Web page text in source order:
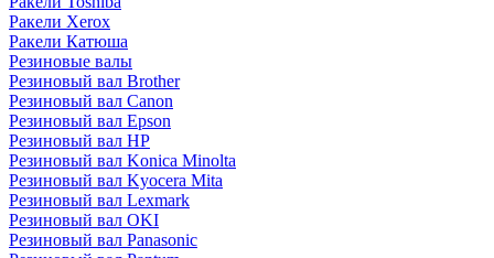
Ракели Xerox
Ракели Катюша
Резиновые валы
Резиновый вал Brother
Резиновый вал Canon
Резиновый вал Epson
Резиновый вал HP
Резиновый вал Konica Minolta
Резиновый вал Kyocera Mita
Резиновый вал Lexmark
Резиновый вал OKI
Резиновый вал Panasonic